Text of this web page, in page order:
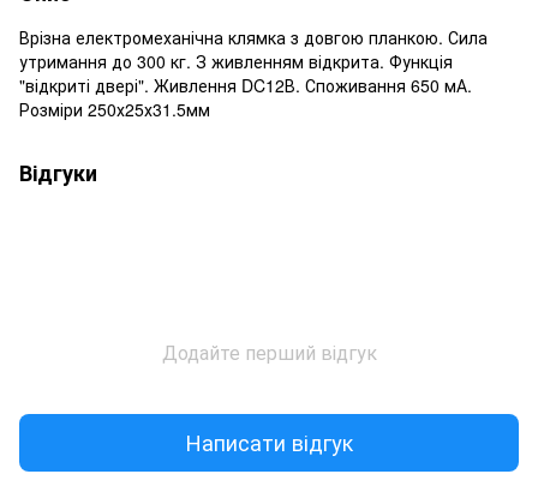
Врізна електромеханічна клямка з довгою планкою. Сила
утримання до 300 кг. З живленням відкрита. Функція
"відкриті двері". Живлення DC12В. Споживання 650 мА.
Розміри 250х25х31.5мм
Відгуки
Додайте перший відгук
Написати відгук